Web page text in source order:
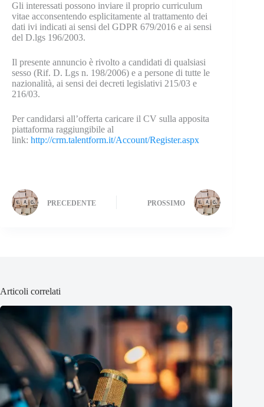
Gli interessati possono inviare il proprio curriculum
vitae acconsentendo esplicitamente al trattamento dei
dati ivi indicati ai sensi del GDPR 679/2016 e ai sensi
del D.lgs 196/2003.
Il presente annuncio è rivolto a candidati di qualsiasi
sesso (Rif. D. Lgs n. 198/2006) e a persone di tutte le
nazionalità, ai sensi dei decreti legislativi 215/03 e
216/03.
Per candidarsi all’offerta caricare il CV sulla apposita
piattaforma raggiungibile al
link: http://crm.talentform.it/Account/Register.aspx
PRECEDENTE PROSSIMO
Articoli correlati